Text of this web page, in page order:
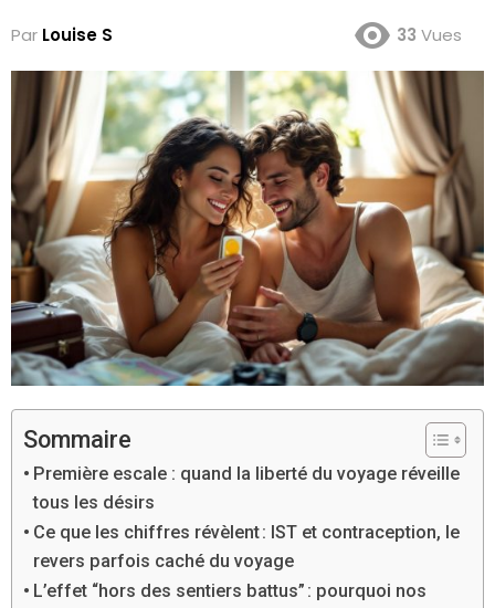
Par Louise S 33 Vues
Sommaire
Première escale : quand la liberté du voyage réveille
tous les désirs
Ce que les chiffres révèlent : IST et contraception, le
revers parfois caché du voyage
L’effet “hors des sentiers battus” : pourquoi nos